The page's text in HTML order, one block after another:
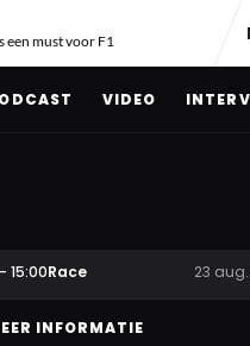
een must voor F1
VIDEO
- 15:00Race 23
INFORMATIE